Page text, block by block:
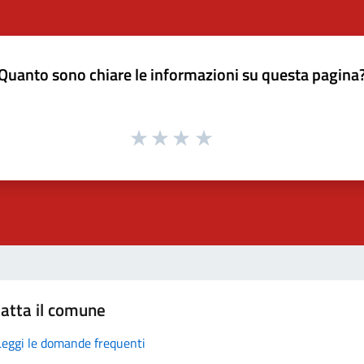
sono chiare le informazioni su questa
il comune
le domande frequenti